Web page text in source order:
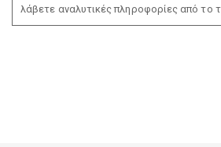
λάβετε αναλυτικές πληροφορίες από το